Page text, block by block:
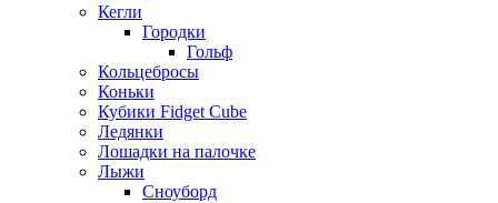
Кегли
Городки
Гольф
Кольцебросы
Коньки
Кубики Fidget Cube
Ледянки
Лошадки на палочке
Лыжи
Сноуборд